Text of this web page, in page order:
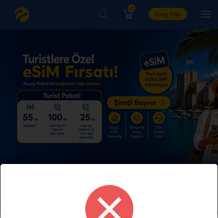
0
Giriş Yap
Detaylı Bilgi